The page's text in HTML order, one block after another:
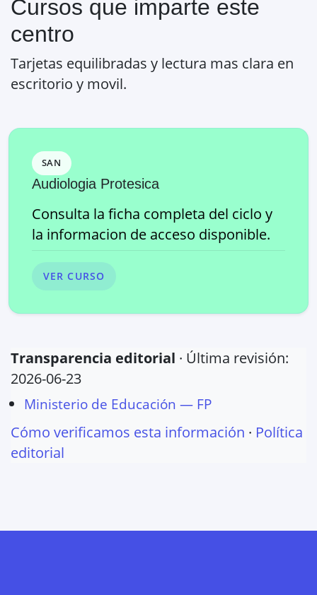
Cursos que imparte este
centro
Tarjetas equilibradas y lectura mas clara en
escritorio y movil.
SAN
Audiologia Protesica
Consulta la ficha completa del ciclo y
la informacion de acceso disponible.
VER CURSO
Transparencia editorial · Última revisión:
2026-06-23
Ministerio de Educación — FP
Cómo verificamos esta información · Política
editorial